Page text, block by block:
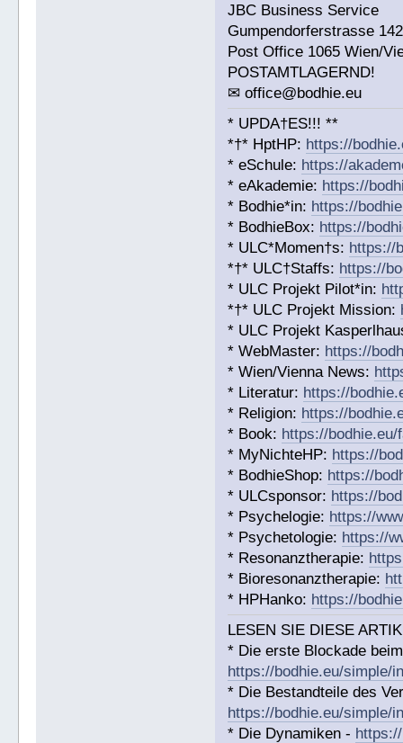
JBC Business Service
Gumpendorferstrasse 142
Post Office 1065 Wien/
POSTAMTLAGERND!
✉ office@bodhie.eu
* UPDA†ES!!! **
*†* HptHP: https://
* eSchule: https://
* eAkademie: https://
* Bodhie*in: https://
* BodhieBox: https://
* ULC*Momen†s: https://
*†* ULC†Staffs: https://
* ULC Projekt Pilot*in:
*†* ULC Projekt Mission:
* ULC Projekt
* WebMaster: https://
* Wien/Vienna News:
* Literatur: https://
* Religion: https://
* Book: https://bodhie.eu/
* MyNichteHP: https://
* BodhieShop: https://
* ULCsponsor: https://
* Psychelogie: https://
* Psychetologie: https://
* Resonanztherapie:
* Bioresonanztherapie:
* HPHanko: https://
LESEN SIE DIESE
* Die erste Blockade
https://bodhie.eu/simple/
* Die Bestandteile des
https://bodhie.eu/simple/
* Die Dynamiken -